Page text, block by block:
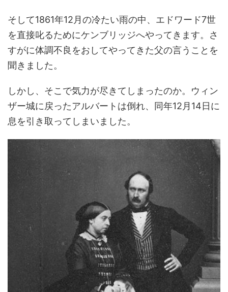
そして1861年12月の冷たい雨の中、エドワード7世
を直接叱るためにケンブリッジへやってきます。さ
すがに体調不良をおしてやってきた父の言うことを
聞きました。
しかし、そこで気力が尽きてしまったのか。ウィン
ザー城に戻ったアルバートは倒れ、同年12月14日に
息を引き取ってしまいました。